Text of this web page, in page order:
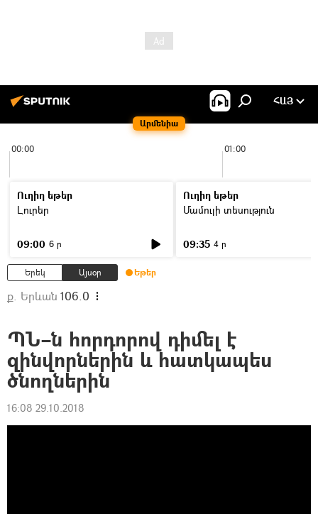
Արմենիա
ՀԱՅ
00:00 01:00
Ուղիղ եթեր
Լուրեր
09:00 6 ր
Ուղիղ եթեր
Մամուլի տեսություն
09:35 4 ր
Երեկ Այսօր Եթեր
ք. Երևան 106.0
ՊՆ–ն հորդորով դիմել է
զինվորներին և հատկապես
ծնողներին
16:08 29.10.2018